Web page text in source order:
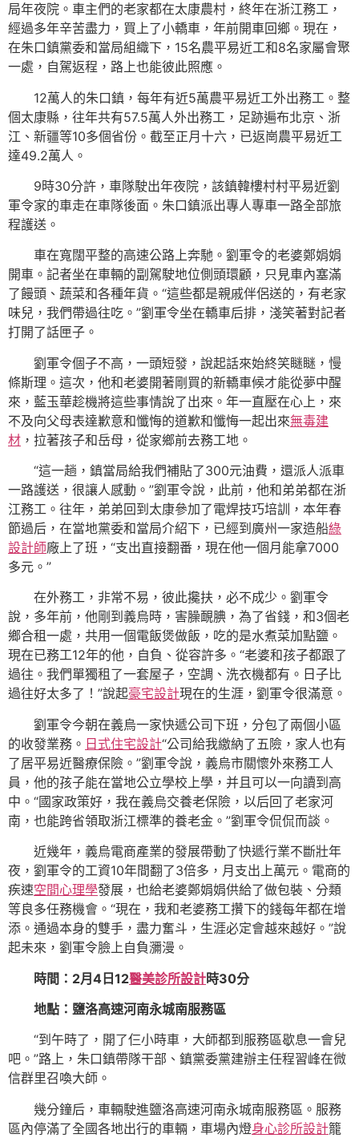
局年夜院。車主們的老家都在太康農村，終年在浙江務工，
經過多年辛苦盡力，買上了小轎車，年前開車回鄉。現在，
在朱口鎮黨委和當局組織下，15名農平易近工和8名家屬會聚
一處，自駕返程，路上也能彼此照應。
12萬人的朱口鎮，每年有近5萬農平易近工外出務工。整
個太康縣，往年共有57.5萬人外出務工，足跡遍布北京、浙
江、新疆等10多個省份。截至正月十六，已返崗農平易近工
達49.2萬人。
9時30分許，車隊駛出年夜院，該鎮韓樓村村平易近劉
軍令家的車走在車隊後面。朱口鎮派出專人專車一路全部旅
程護送。
車在寬闊平整的高速公路上奔馳。劉軍令的老婆鄭娟娟
開車。記者坐在車輛的副駕駛地位側頭環顧，只見車內塞滿
了饅頭、蔬菜和各種年貨。“這些都是親戚伴侶送的，有老家
味兒，我們帶過往吃。”劉軍令坐在轎車后排，淺笑著對記者
打開了話匣子。
劉軍令個子不高，一頭短發，說起話來始終笑瞇瞇，慢
條斯理。這次，他和老婆開著剛買的新轎車候才能從夢中醒
來，藍玉華趁機將這些事情說了出來。年一直壓在心上，來
不及向父母表達歉意和懺悔的道歉和懺悔一起出來無毒建
材 ，拉著孩子和岳母，從家鄉前去務工地。
“這一趟，鎮當局給我們補貼了300元油費，還派人派車
一路護送，很讓人感動。”劉軍令說，此前，他和弟弟都在浙
江務工。往年，弟弟回到太康參加了電焊技巧培訓，本年春
節過后，在當地黨委和當局介紹下，已經到廣州一家造船綠
設計師廠上了班，“支出直接翻番，現在他一個月能拿7000
多元。”
在外務工，非常不易，彼此攙扶，必不成少。劉軍令
說，多年前，他剛到義烏時，害臊靦腆，為了省錢，和3個老
鄉合租一處，共用一個電飯煲做飯，吃的是水煮菜加點鹽。
現在已務工12年的他，自負、從容許多。“老婆和孩子都跟了
過往。我們單獨租了一套屋子，空調、洗衣機都有。日子比
過往好太多了！”說起豪宅設計現在的生涯，劉軍令很滿意。
劉軍令今朝在義烏一家快遞公司下班，分包了兩個小區
的收發業務。 日式住宅設計“公司給我繳納了五險，家人也有
了居平易近醫療保險。”劉軍令說，義烏市關懷外來務工人
員，他的孩子能在當地公立學校上學，并且可以一向讀到高
中。“國家政策好，我在義烏交養老保險，以后回了老家河
南，也能跨省領取浙江標準的養老金。”劉軍令侃侃而談。
近幾年，義烏電商產業的發展帶動了快遞行業不斷壯年
夜，劉軍令的工資10年間翻了3倍多，月支出上萬元。電商的
疾速空間心理學發展，也給老婆鄭娟娟供給了做包裝、分類
等良多任務機會。“現在，我和老婆務工攢下的錢每年都在增
添。通過本身的雙手，盡力奮斗，生涯必定會越來越好。”說
起未來，劉軍令臉上自負瀰漫。
時間：2月4日12醫美診所設計時30分
地點：鹽洛高速河南永城南服務區
“到午時了，開了仨小時車，大師都到服務區歇息一會兒
吧。”路上，朱口鎮帶隊干部、鎮黨委黨建辦主任程習峰在微
信群里召喚大師。
幾分鐘后，車輛駛進鹽洛高速河南永城南服務區。服務
區內停滿了全國各地出行的車輛，車場內燈身心診所設計籠